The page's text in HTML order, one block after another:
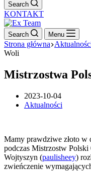
Search
KONTAKT
Search Menu
Strona główna
Woli
Mistrzostwa
2023-10-04
Aktualności
Mamy prawdziwe złoto w
podczas Mistrzostw
Wojtyszyn (paulisheey)
zwieńczenie